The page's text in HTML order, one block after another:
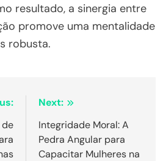
resultado, a sinergia entre
promove uma mentalidade
robusta.
Next:
Integridade Moral: A
Pedra Angular para
Capacitar Mulheres na